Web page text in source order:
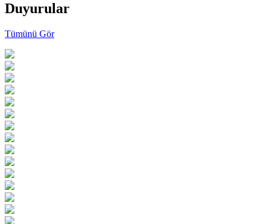
Duyurular
Tümünü Gör